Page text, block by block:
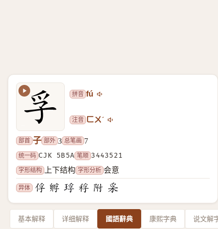
拼音 fú
注音 ㄈㄨˊ
部首 子 部外 3 总笔画 7
统一码 CJK 5B5A 笔顺 3443521
字形结构
上下结构 字形分析 会意
异体
基本解释 详细解释 國語辭典 康熙字典 说文解